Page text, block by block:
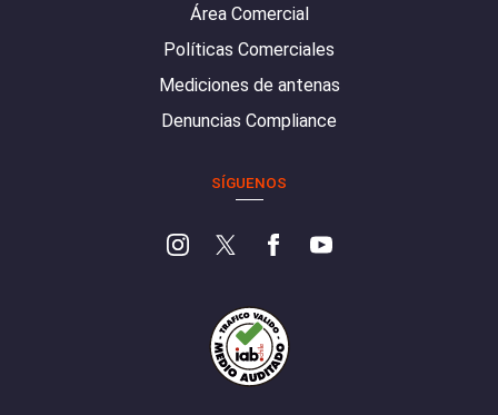
Área Comercial
Políticas Comerciales
Mediciones de antenas
Denuncias Compliance
SÍGUENOS